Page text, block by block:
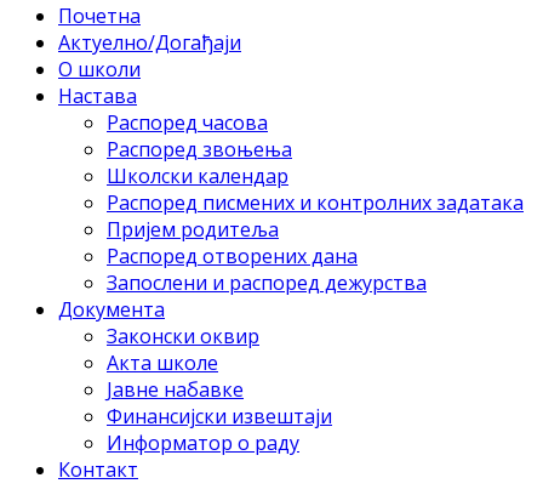
Почетна
Актуелно/Догађаји
О школи
Настава
Распоред часова
Распоред звоњења
Школски календар
Распоред писмених и контролних задатака
Пријем родитеља
Распоред отворених дана
Запослени и распоред дежурства
Документа
Законски оквир
Акта школе
Јавне набавке
Финансијски извештаји
Информатор о раду
Контакт